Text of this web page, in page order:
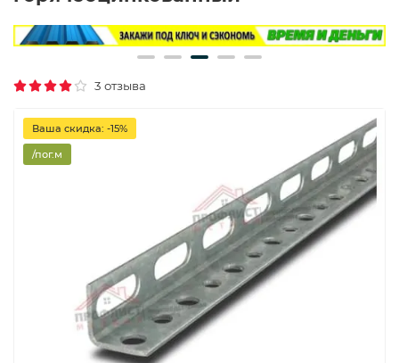
3 отзыва
Ваша скидка: -15%
/пог.м